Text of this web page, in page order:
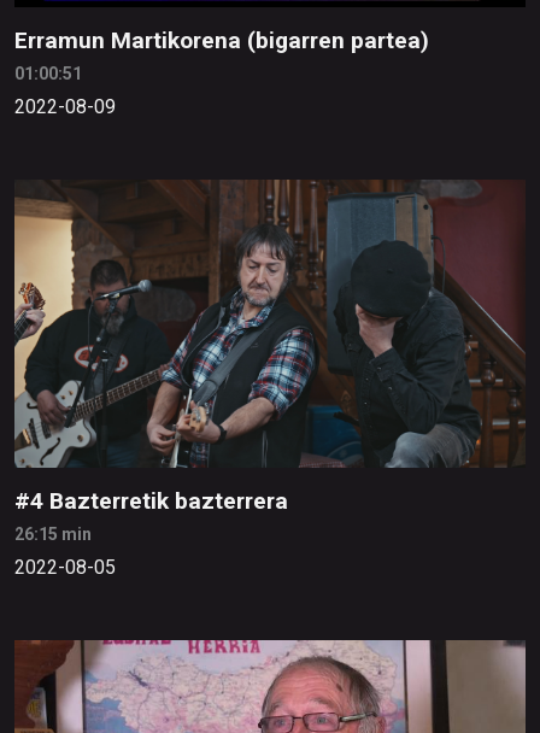
Erramun Martikorena (bigarren partea)
01:00:51
2022-08-09
#4 Bazterretik bazterrera
26:15 min
2022-08-05